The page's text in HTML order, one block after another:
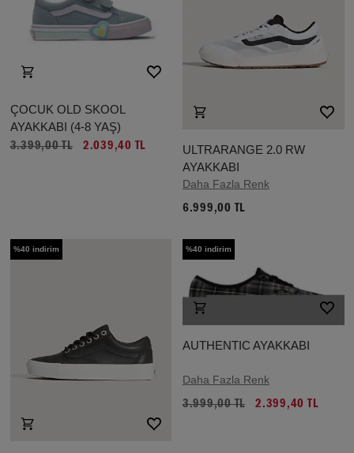
ÇOCUK OLD SKOOL
AYAKKABI (4-8 YAŞ)
3.399,00 TL 2.039,40 TL
ULTRARANGE 2.0 RW
AYAKKABI
Daha Fazla Renk
6.999,00 TL
%40 indirim %40 indirim
AUTHENTIC AYAKKABI
Daha Fazla Renk
3.999,00 TL 2.399,40 TL